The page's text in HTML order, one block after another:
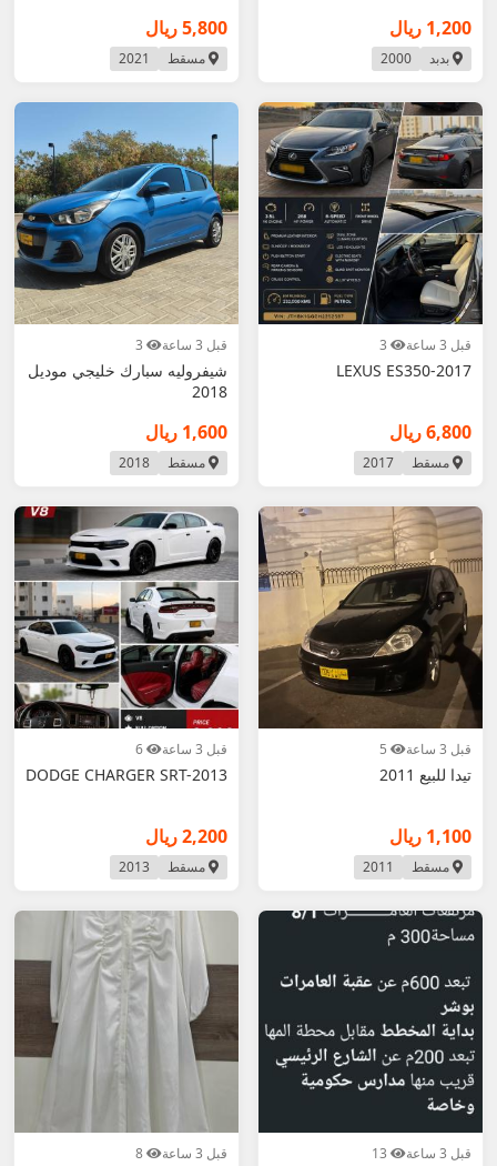
1,200 ريال
بدبد 2000
5,800 ريال
مسقط 2021
قبل 3 ساعة
LEXUS ES350-2017
6,800 ريال
مسقط 2017
قبل 3 ساعة
شيفروليه سبارك خليجي موديل
2018
1,600 ريال
مسقط 2018
قبل 3 ساعة
تيدا للبيع 2011
1,100 ريال
مسقط 2011
قبل 3 ساعة
DODGE CHARGER SRT-2013
2,200 ريال
مسقط 2013
قبل 3 ساعة قبل 3 ساعة